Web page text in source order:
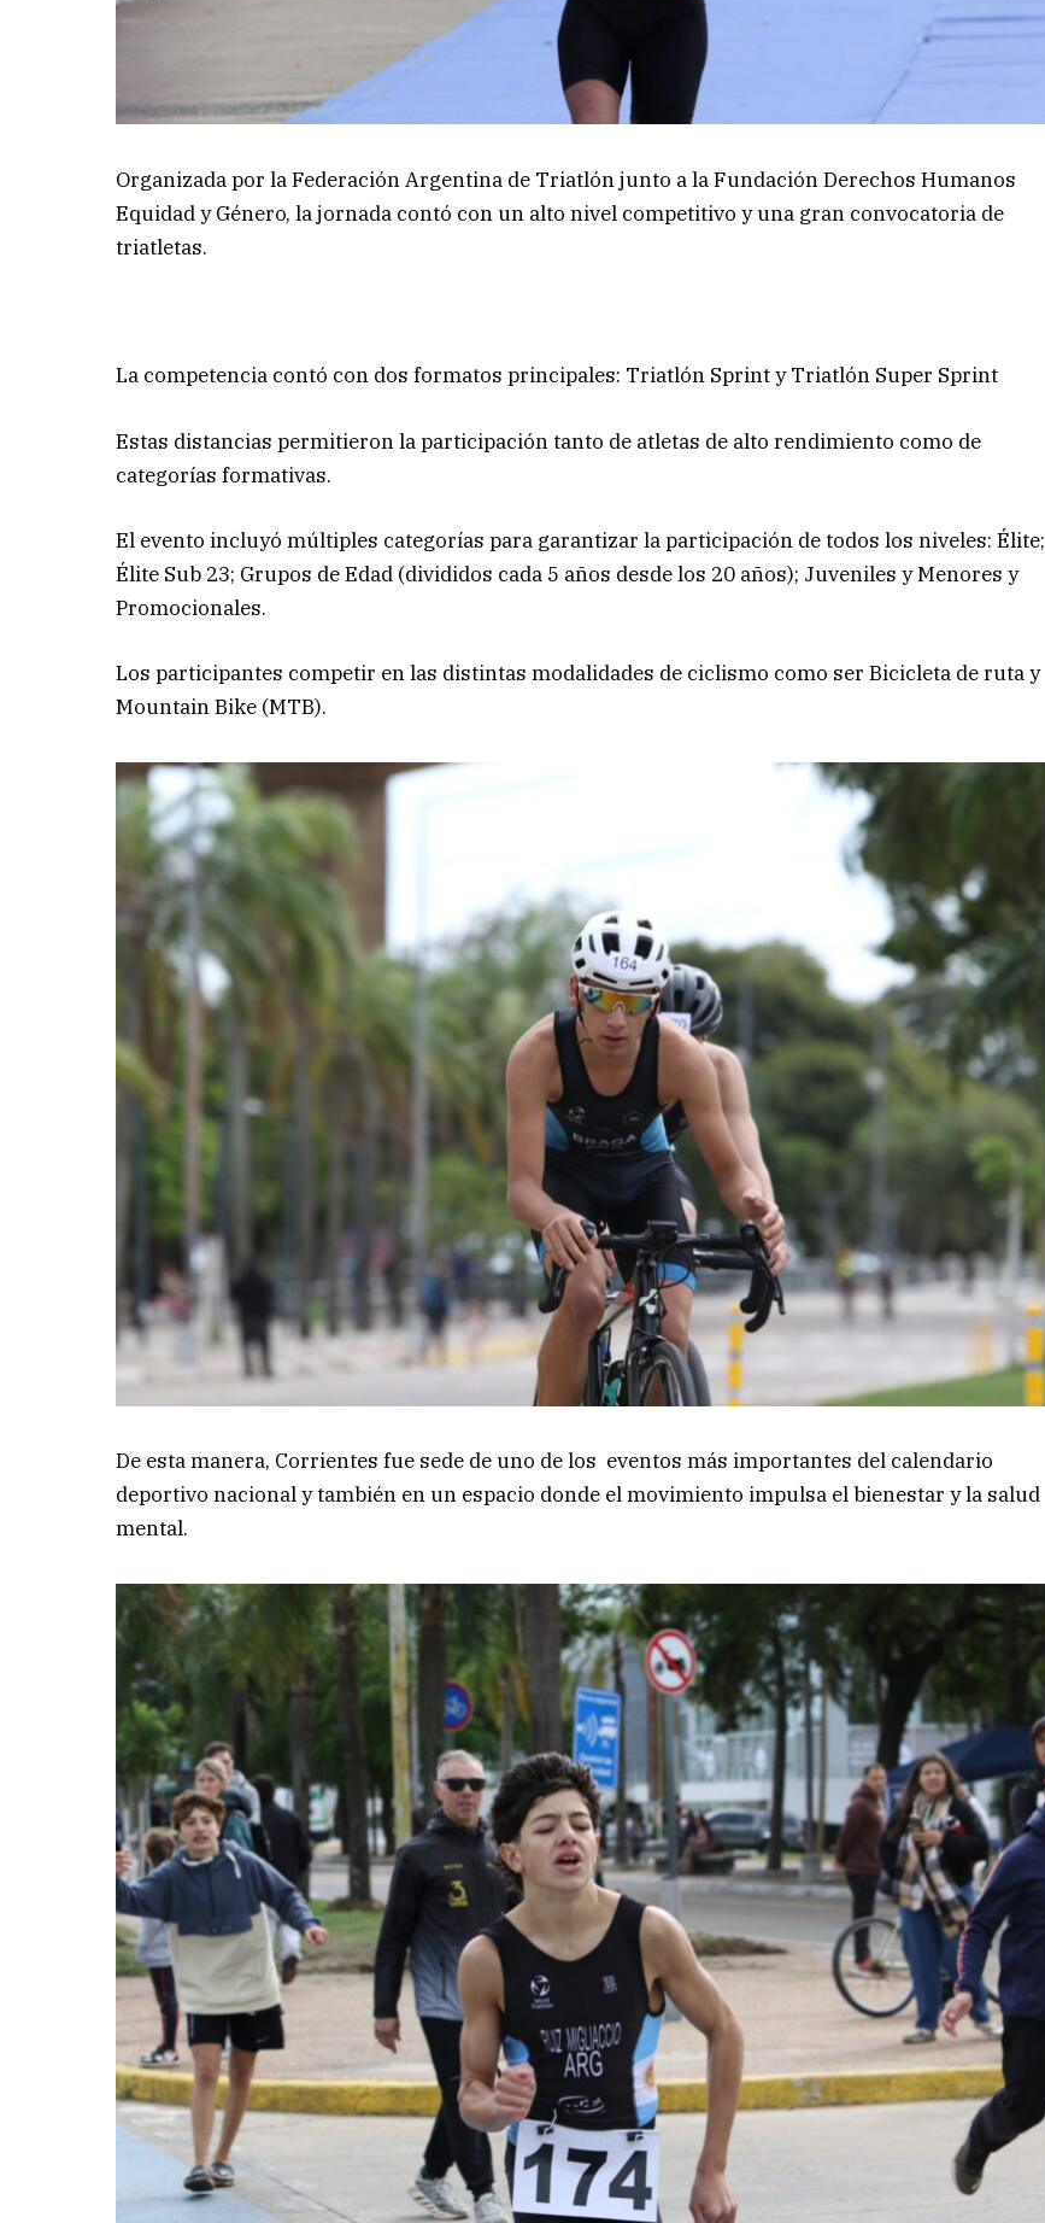
Organizada por la Federación Argentina de Triatlón junto a la Fundación Derechos Humanos
Equidad y Género, la jornada contó con un alto nivel competitivo y una gran convocatoria de
triatletas.
La competencia contó con dos formatos principales: Triatlón Sprint y Triatlón Super Sprint
Estas distancias permitieron la participación tanto de atletas de alto rendimiento como de
categorías formativas.
El evento incluyó múltiples categorías para garantizar la participación de todos los niveles: Élite;
Élite Sub 23; Grupos de Edad (divididos cada 5 años desde los 20 años); Juveniles y Menores y
Promocionales.
Los participantes competir en las distintas modalidades de ciclismo como ser Bicicleta de ruta y
Mountain Bike (MTB).
De esta manera, Corrientes fue sede de uno de los eventos más importantes del calendario
deportivo nacional y también en un espacio donde el movimiento impulsa el bienestar y la salud
mental.